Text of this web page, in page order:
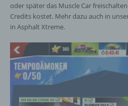
oder später das Muscle Car
Credits kostet. Mehr dazu auch in
in Asphalt Xtreme.